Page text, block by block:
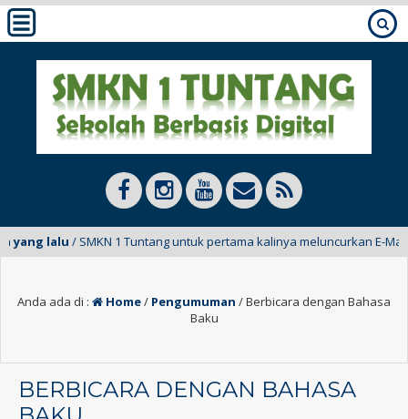
lalu/ SMKN 1 Tuntang untuk pertama kalinya meluncurkan E-
Anda ada di : Home/ Pengumuman /Berbicara dengan Bahasa
Baku
BERBICARA DENGAN BAHASA